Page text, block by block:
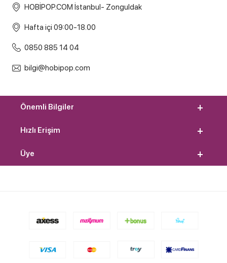
HOBİPOP.COM İstanbul- Zonguldak
Hafta içi 09:00-18.00
0850 885 14 04
bilgi@hobipop.com
Önemli Bilgiler
Hızlı Erişim
Üye